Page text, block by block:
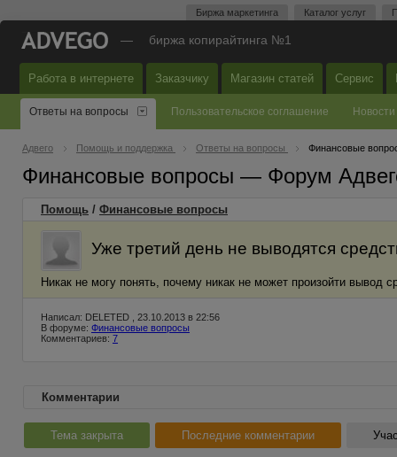
Биржа маркетинга Каталог услуг
— биржа копирайтинга №1
Работа в интернете Заказчику Магазин статей Сервис
Ответы на вопросы Пользовательское соглашение Новости
Адвего Помощь и поддержка Ответы на вопросы Финансовые
Финансовые вопросы — Форум
Помощь / Финансовые вопросы
Уже третий день не выводятся
Никак не могу понять, почему никак не может произойти
Написал: DELETED , 23.10.2013 в 22:56
В форуме: Финансовые вопросы
Комментариев: 7
Комментарии
Тема закрыта Последние комментарии